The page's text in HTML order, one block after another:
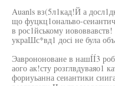
Auanls вз(5л1кад!Й а
що фуцкц1ональво-
в рос1йському
украШс*вд1 досi не була
Эаврононоване в нашÍÍ3
аого ак!сту розглвдуваяо1
фориуьанна сеиантики